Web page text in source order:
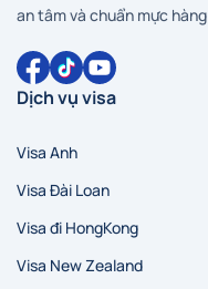
an tâm và chuẩn mực
Dịch vụ visa
Visa Anh
Visa Đài Loan
Visa đi HongKong
Visa New Zealand